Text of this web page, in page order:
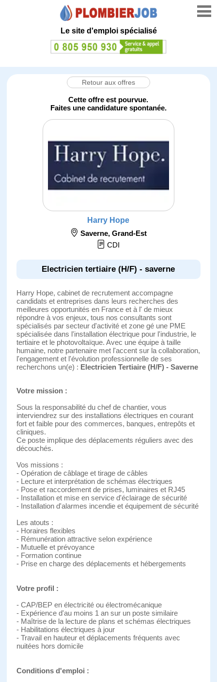
Le site d'emploi spécialisé
Retour aux offres
Cette offre est pourvue.
Faites une candidature spontanée.
Harry Hope
Saverne, Grand-Est
CDI
Electricien tertiaire (H/F) - saverne
Harry Hope, cabinet de recrutement accompagne
candidats et entreprises dans leurs recherches des
meilleures opportunités en France et à l' de mieux
répondre à vos enjeux, tous nos consultants sont
spécialisés par secteur d'activité et zone gé une PME
spécialisée dans l'installation électrique pour l'industrie, le
tertiaire et le photovoltaïque. Avec une équipe à taille
humaine, notre partenaire met l'accent sur la collaboration,
l'engagement et l'évolution professionnelle de ses
recherchons un(e) : Electricien Tertiaire (H/F) - Saverne
Votre mission :
Sous la responsabilité du chef de chantier, vous
interviendrez sur des installations électriques en courant
fort et faible pour des commerces, banques, entrepôts et
cliniques.
Ce poste implique des déplacements réguliers avec des
découchés.
Vos missions :
- Opération de câblage et tirage de câbles
- Lecture et interprétation de schémas électriques
- Pose et raccordement de prises, luminaires et RJ45
- Installation et mise en service d'éclairage de sécurité
- Installation d'alarmes incendie et équipement de sécurité
Les atouts :
- Horaires flexibles
- Rémunération attractive selon expérience
- Mutuelle et prévoyance
- Formation continue
- Prise en charge des déplacements et hébergements
Votre profil :
- CAP/BEP en électricité ou électromécanique
- Expérience d'au moins 1 an sur un poste similaire
- Maîtrise de la lecture de plans et schémas électriques
- Habilitations électriques à jour
- Travail en hauteur et déplacements fréquents avec
nuitées hors domicile
Conditions d'emploi :